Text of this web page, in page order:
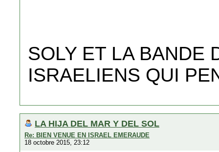
SOLY ET LA BANDE
ISRAELIENS QUI
LA HIJA DEL MAR Y DEL SOL
Re: BIEN VENUE EN ISRAEL EMERAUDE
18 octobre 2015, 23:12